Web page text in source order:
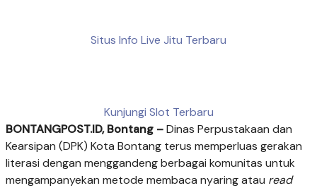
Situs Info Live Jitu Terbaru
Kunjungi Slot Terbaru
BONTANGPOST.ID, Bontang –Dinas Perpustakaan dan
Kearsipan (DPK) Kota Bontang terus memperluas gerakan
literasi dengan menggandeng berbagai komunitas untuk
mengampanyekan metode membaca nyaring atau read